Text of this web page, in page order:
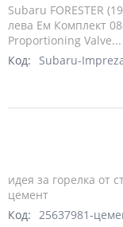
Subaru FORESTER
лева Ем Комплект
Proportioning Valve...
Код:
Subaru-
идея за горелка от
цемент
Код:
25637981-